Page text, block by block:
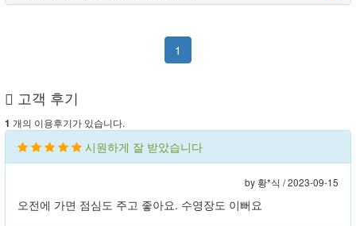
1
고객 후기
1 개의 이용후기가 있습니다.
시원하게 잘 받았습니다
by 황*식 /2023-09-15
오전에 가면 점심도 주고 좋아요. 수영장도 이뻐요